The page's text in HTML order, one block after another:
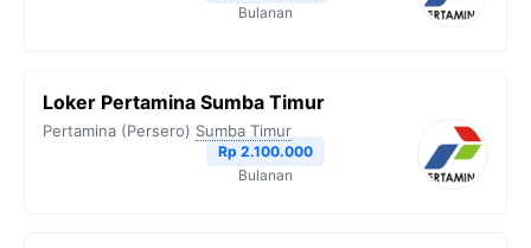
Bulanan
Loker Pertamina Sumba Timur
Pertamina (Persero) Sumba Timur
Rp 2.100.000
Bulanan